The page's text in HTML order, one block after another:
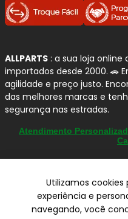
ALLPARTS : a sua loja
importados desde 2000. 🚗
agilidade e preço justo.
das melhores marcas e
segurança nas estradas.
Atendimento
© Copyright 2000-2026
ALLPARTS Com. de Peças
Utilizamos
experiência e
navegando, você